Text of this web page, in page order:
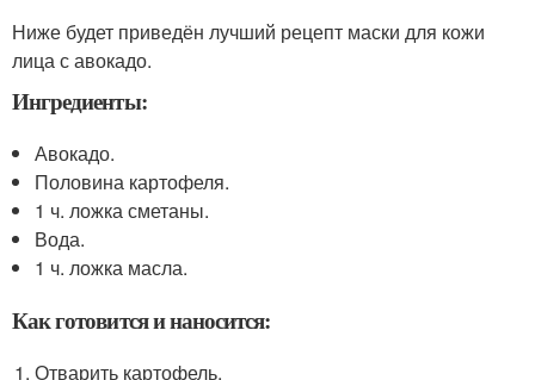
Ниже будет приведён лучший рецепт маски для кожи
лица с авокадо.
Ингредиенты:
Авокадо.
Половина картофеля.
1 ч. ложка сметаны.
Вода.
1 ч. ложка масла.
Как готовится и наносится:
Отварить картофель.